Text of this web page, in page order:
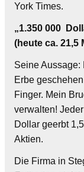
York Times.
„1.350 000
(heute ca. 21,5
Seine Aussage:
Erbe
Finger. Mein
verwalten!
Dollar geerbt
Aktien.
Die Firma in